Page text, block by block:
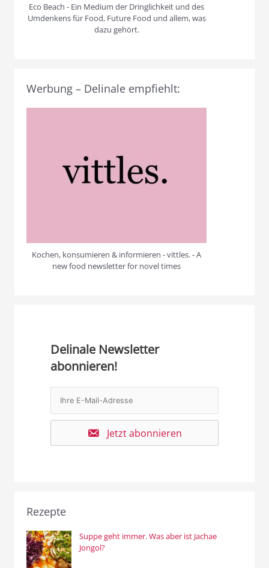
Eco Beach - Ein Medium der Dringlichkeit und des
Umdenkens für Food, Future Food und allem, was
dazu gehört.
Werbung – Delinale empfiehlt:
Kochen, konsumieren & informieren - vittles. - A
new food newsletter for novel times
Delinale Newsletter
abonnieren!
Jetzt abonnieren
Rezepte
Suppe geht immer. Was aber ist Jachae
Jongol?